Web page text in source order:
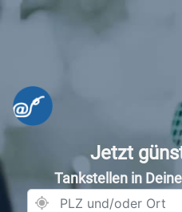
Jetzt
Tankstellen in